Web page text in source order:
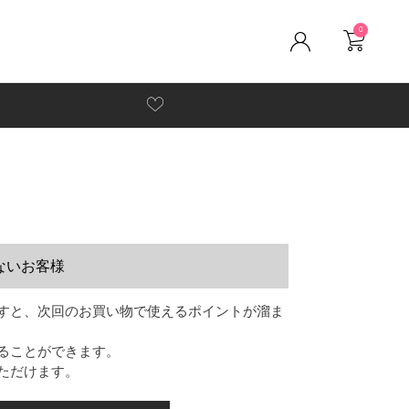
0
いお客様
と、次回のお買い物で使えるポイントが溜ま
ことができます。
だけます。